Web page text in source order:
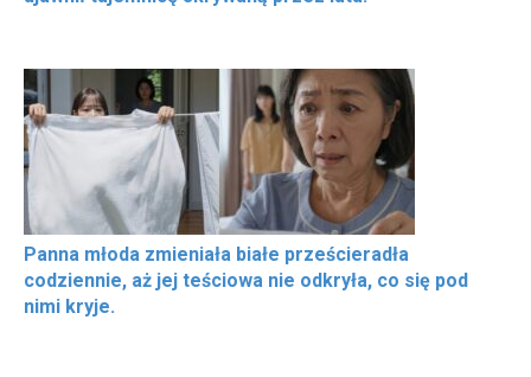
Panna młoda zmieniała białe prześcieradła
codziennie, aż jej teściowa nie odkryła, co się pod
nimi kryje.